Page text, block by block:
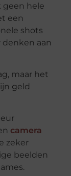
geen hele
een
shots
aan
maar het
geld
camera
zeker
beelden